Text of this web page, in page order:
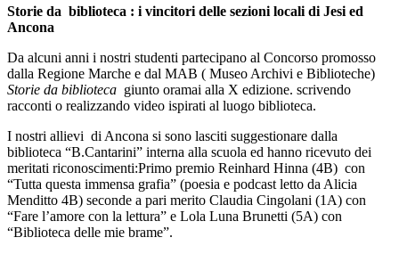
Storie da biblioteca : i vincitori delle sezioni locali di Jesi ed
Ancona
Da alcuni anni i nostri studenti partecipano al Concorso promosso
dalla Regione Marche e dal MAB ( Museo Archivi e Biblioteche)
Storie da biblioteca giunto oramai alla X edizione. scrivendo
racconti o realizzando video ispirati al luogo biblioteca.
I nostri allievi di Ancona si sono lasciti suggestionare dalla
biblioteca “B.Cantarini” interna alla scuola ed hanno ricevuto dei
meritati riconoscimenti:Primo premio Reinhard Hinna (4B) con
“Tutta questa immensa grafia” (poesia e podcast letto da Alicia
Menditto 4B) seconde a pari merito Claudia Cingolani (1A) con
“Fare l’amore con la lettura” e Lola Luna Brunetti (5A) con
“Biblioteca delle mie brame”.